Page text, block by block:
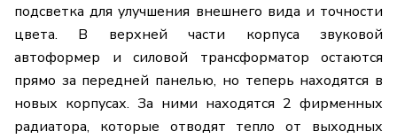
подсветка для улучшения внешнего вида и точности
цвета. В верхней части корпуса звуковой
автоформер и силовой трансформатор остаются
прямо за передней панелью, но теперь находятся в
новых корпусах. За ними находятся 2 фирменных
радиатора, которые отводят тепло от выходных